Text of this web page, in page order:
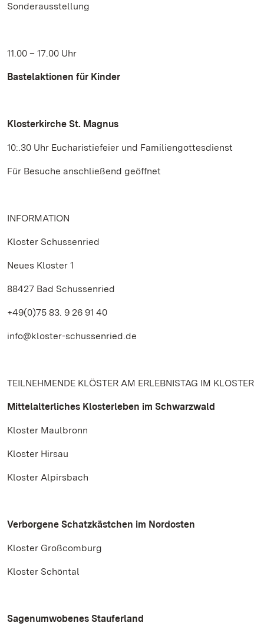
Sonderausstellung
11.00 – 17.00 Uhr
Bastelaktionen für Kinder
Klosterkirche St. Magnus
10:.30 Uhr Eucharistiefeier und Familiengottesdienst
Für Besuche anschließend geöffnet
INFORMATION
Kloster Schussenried
Neues Kloster 1
88427 Bad Schussenried
+49(0)75 83. 9 26 91 40
info@kloster-schussenried.de
TEILNEHMENDE KLÖSTER AM ERLEBNISTAG IM KLOSTER
Mittelalterliches Klosterleben im Schwarzwald
Kloster Maulbronn
Kloster Hirsau
Kloster Alpirsbach
Verborgene Schatzkästchen im Nordosten
Kloster Großcomburg
Kloster Schöntal
Sagenumwobenes Stauferland